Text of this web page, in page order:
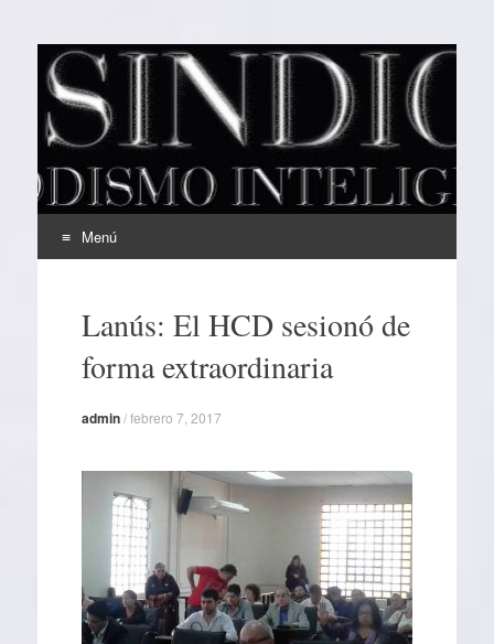
EL SINDICAL
Periodismo Inteligente
Menú
contenidoLanús: El HCD sesionó de
forma extraordinaria
admin/febrero 7, 2017